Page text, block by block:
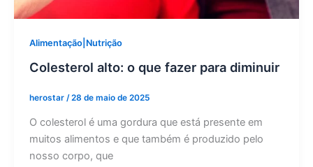
Alimentação|Nutrição
Colesterol alto: o que fazer para diminuir
herostar /28 de maio de 2025
O colesterol é uma gordura que está presente em
muitos alimentos e que também é produzido pelo
nosso corpo, que